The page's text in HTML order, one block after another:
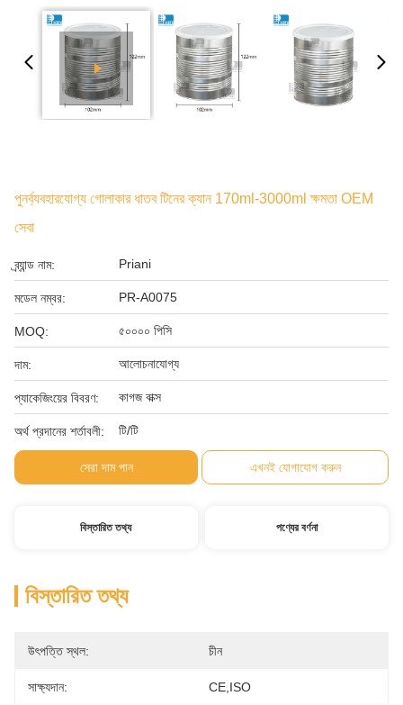
পুনর্ব্যবহারযোগ্য গোলাকার ধাতব টিনের ক্যান 170ml-3000ml ক্ষমতা OEM
সেবা
ব্র্যান্ড নাম: Priani
মডেল নম্বর: PR-A0075
MOQ: ৫০০০০ পিসি
দাম: আলোচনাযোগ্য
প্যাকেজিংয়ের বিবরণ: কাগজ বাক্স
অর্থ প্রদানের শর্তাবলী: টি/টি
সেরা দাম পান এখনই যোগাযোগ করুন
বিস্তারিত তথ্য পণ্যের বর্ণনা
বিস্তারিত তথ্য
উৎপত্তি স্থল: চীন
সাক্ষ্যদান: CE,ISO